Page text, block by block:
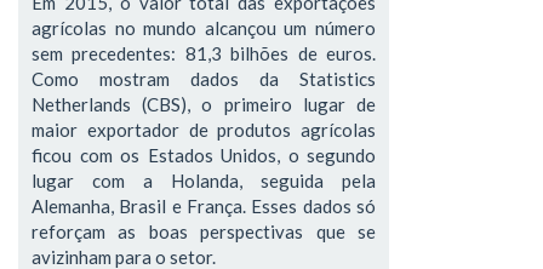
agrícolas no mundo alcançou um número
sem precedentes: 81,3 bilhões de euros.
Como mostram dados da Statistics
Netherlands (CBS), o primeiro lugar de
maior exportador de produtos agrícolas
ficou com os Estados Unidos, o segundo
lugar com a Holanda, seguida pela
Alemanha, Brasil e França. Esses dados só
reforçam as boas perspectivas que se
avizinham para o setor.